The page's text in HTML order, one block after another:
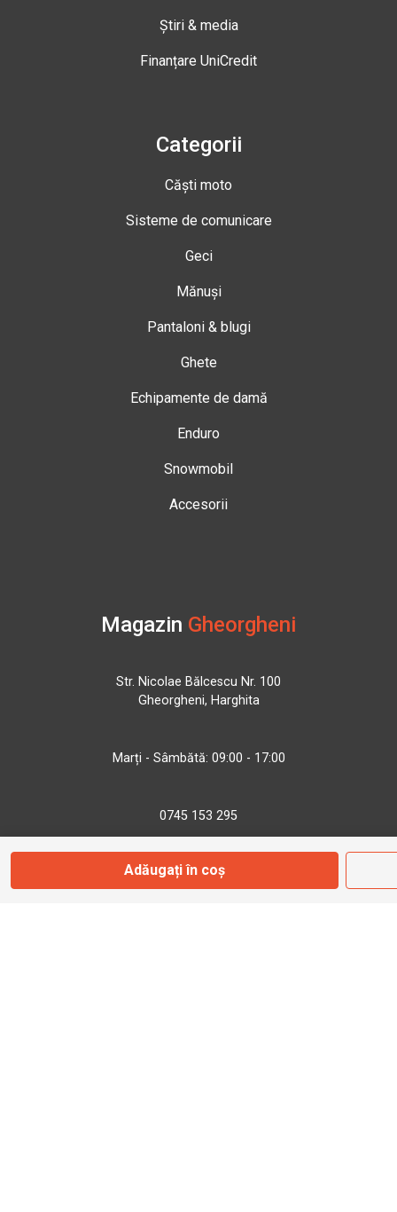
Adăugați în coș
Știri & media
Finanțare UniCredit
Categorii
Căști moto
Sisteme de comunicare
Geci
Mănuși
Pantaloni & blugi
Ghete
Echipamente de damă
Enduro
Snowmobil
Accesorii
Magazin Gheorgheni
Str. Nicolae Bălcescu Nr. 100
Gheorgheni, Harghita
Marți - Sâmbătă: 09:00 - 17:00
0745 153 295
info@bbmoto.ro